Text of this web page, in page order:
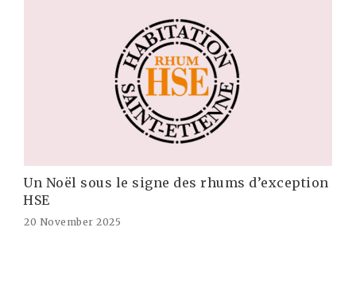
Un Noël sous le signe des rhums d’exception
HSE
20 November 2025